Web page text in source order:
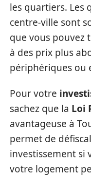
les quartiers. Les
centre-ville sont
que vous pouvez
à des prix plus
périphériques ou
Pour votre
sachez que la Loi
avantageuse à
permet de
investissement si
votre logement